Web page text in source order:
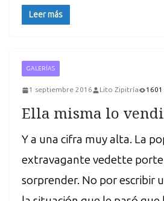
Leer más
GALERÍAS
1 septiembre 2016 Lito Zipitría
Ella misma lo
Y a una cifra muy alta. La
extravagante vedette
sorprender. No por escribir